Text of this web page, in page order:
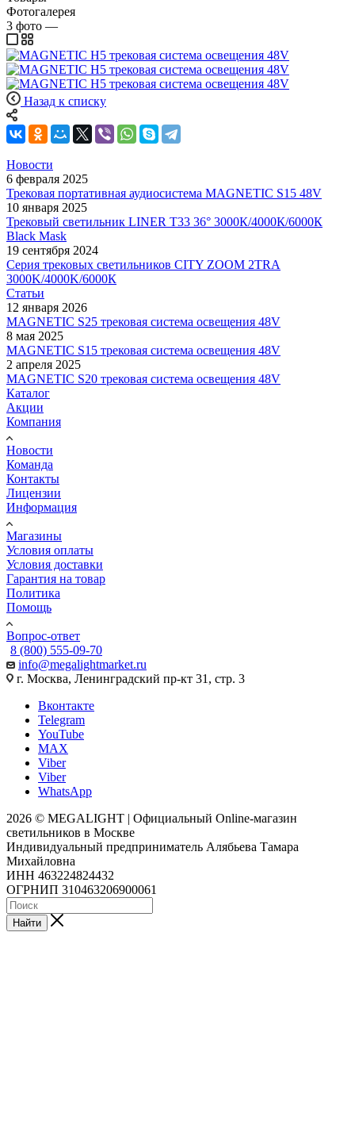
Фотогалерея
3 фото —
Назад к списку
Новости
6 февраля 2025
Трековая портативная аудиосистема MAGNETIC S15 48V
10 января 2025
Трековый светильник LINER T33 36° 3000К/4000К/6000К
Black Mask
19 сентября 2024
Серия трековых светильников CITY ZOOM 2TRA
3000K/4000K/6000К
Статьи
12 января 2026
MAGNETIC S25 трековая система освещения 48V
8 мая 2025
MAGNETIC S15 трековая система освещения 48V
2 апреля 2025
MAGNETIC S20 трековая система освещения 48V
Каталог
Акции
Компания
Новости
Команда
Контакты
Лицензии
Информация
Магазины
Условия оплаты
Условия доставки
Гарантия на товар
Политика
Помощь
Вопрос-ответ
8 (800) 555-09-70
info@megalightmarket.ru
г. Москва, Ленинградский пр-кт 31, стр. 3
Вконтакте
Telegram
YouTube
MAX
Viber
Viber
WhatsApp
2026 © MEGALIGHT | Официальный Online-магазин
светильников в Москве
Индивидуальный предприниматель Алябьева Тамара
Михайловна
ИНН 463224824432
ОГРНИП 310463206900061
Найти